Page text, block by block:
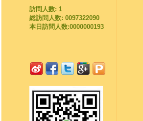
訪問人数: 1
総訪問人数: 0097322090
本日訪問人数:0000000193